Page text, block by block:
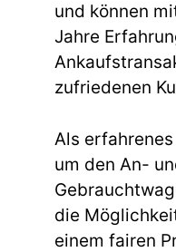
und können
Jahre
zufriedenen
Als
um den An-
die
einem fairen